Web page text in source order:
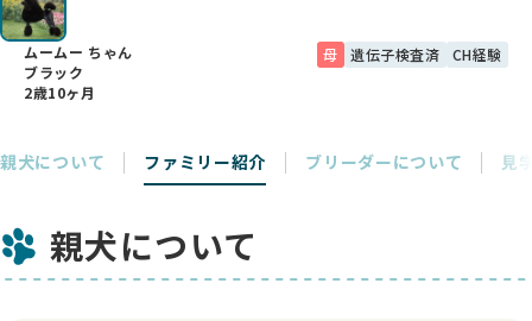
ムームー ちゃん
ブラック
2歳10ヶ月
母 遺伝子検査済 CH経験
親犬について ファミリー紹介 ブリーダーについて 見
親犬について